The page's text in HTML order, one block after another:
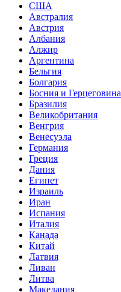
США
Австралия
Австрия
Албания
Алжир
Аргентина
Бельгия
Болгария
Босния и Герцеговина
Бразилия
Великобритания
Венгрия
Венесуэла
Германия
Греция
Дания
Египет
Израиль
Иран
Испания
Италия
Канада
Китай
Латвия
Ливан
Литва
Македания